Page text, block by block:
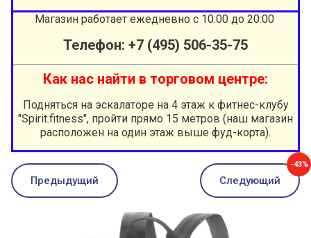
Магазин работает ежедневно с 10:00 до 20:00
Телефон: +7 (495) 506-35-75
Как нас найти в торговом центре:
Подняться на эскалаторе на 4 этаж к фитнес-клубу
"Spirit.fitness", пройти прямо 15 метров (наш магазин
расположен на один этаж выше фуд-корта).
Предыдущий Следующий
-43%